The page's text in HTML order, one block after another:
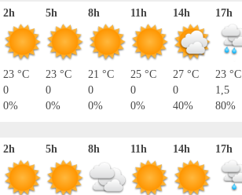
2h
23 °C
0
0%
5h
23 °C
0
0%
8h
21 °C
0
0%
11h
25 °C
0
0%
14h
27 °C
0
40%
17h
23 °C
1,5
80%
2h
5h 8h 11h 14h 17h